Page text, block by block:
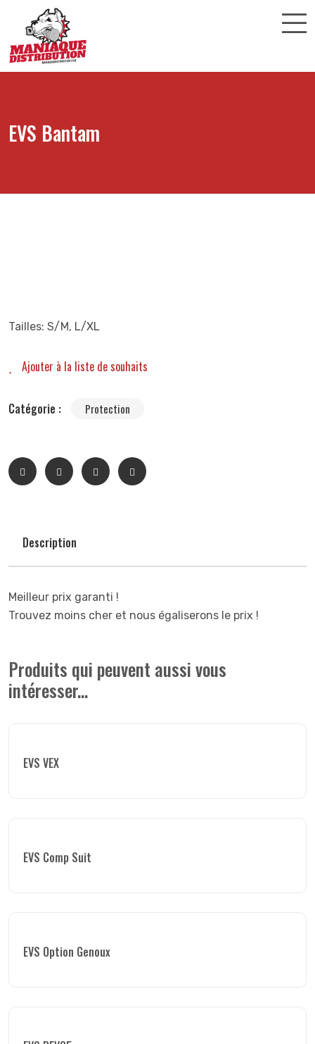
EVS Bantam
Tailles: S/M, L/XL
Ajouter à la liste de souhaits
Catégorie : Protection
Description
Meilleur prix garanti !
Trouvez moins cher et nous égaliserons le prix !
Produits qui peuvent aussi vous
intéresser...
EVS VEX
EVS Comp Suit
EVS Option Genoux